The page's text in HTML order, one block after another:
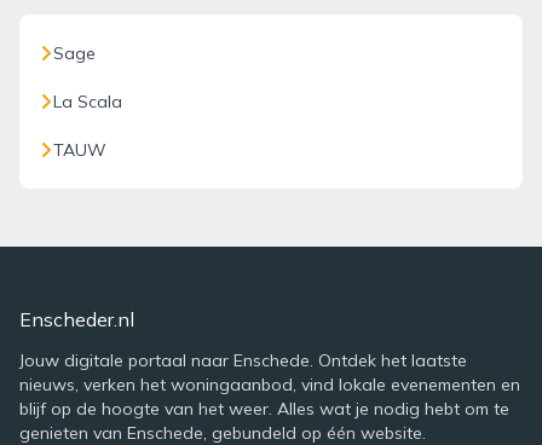
Sage
La Scala
TAUW
Enscheder.nl
Jouw digitale portaal naar Enschede. Ontdek het laatste
nieuws, verken het woningaanbod, vind lokale evenementen en
blijf op de hoogte van het weer. Alles wat je nodig hebt om te
genieten van Enschede, gebundeld op één website.